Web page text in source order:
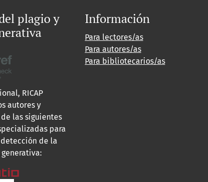
plagio y
RICAP
autores y
las siguientes
para
de la
Información
Para lectores/as
Para autores/as
Para bibliotecarios/as